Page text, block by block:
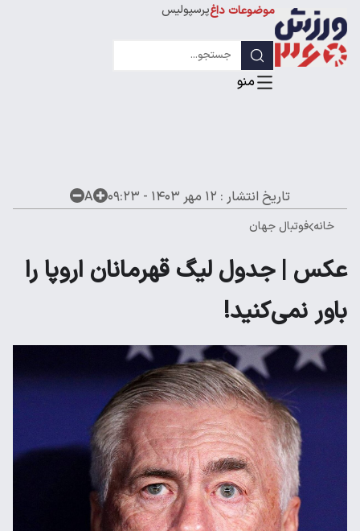
موضوعات داغپرسپولیس
لیگ قهرمانان
تاریخ انتشار : ۱۲ مهر ۱۴۰۳ - ۰۹:۲۳ A
خانه فوتبال جهان
عکس | جدول لیگ قهرمانان اروپا را
باور نمی‌کنید!